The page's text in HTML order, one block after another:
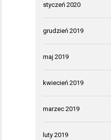
styczeń 2020
grudzień 2019
maj 2019
kwiecień 2019
marzec 2019
luty 2019